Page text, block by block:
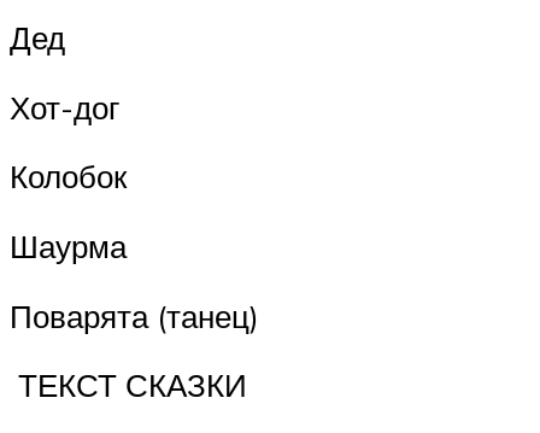
Дед
Хот-дог
Колобок
Шаурма
Поварята (танец)
ТЕКСТ СКАЗКИ